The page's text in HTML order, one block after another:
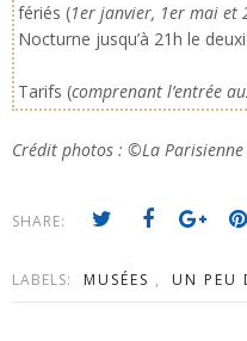
fériés (1er janvier, 1er mai et
Nocturne jusqu’à 21h le
Tarifs (comprenant l’entrée
Crédit photos : ©La
SHARE:
LABELS: MUSÉES , UN PEU